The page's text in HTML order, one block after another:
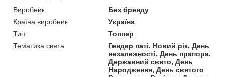
Виробник
Без бренду
Країна виробник
Україна
Тип
Топпер
Тематика свята
Гендер паті, Новий рік, День
незалежності, День прапора,
Державний свято, День
Народження, День святого